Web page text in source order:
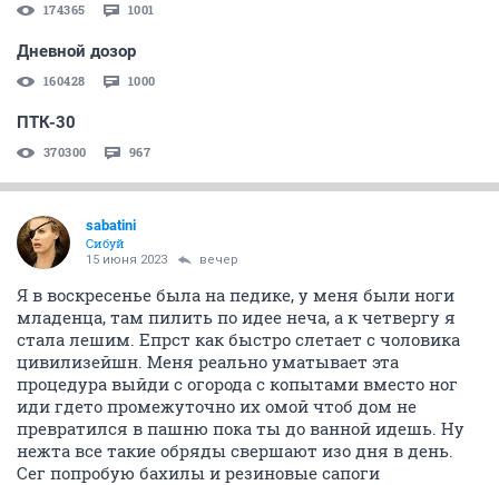
174365 1001
Дневной дозор
160428 1000
ПТК-30
370300 967
sabatini
Сибуй
15 июня 2023 вечер
Я в воскресенье была на педике, у меня были ноги
младенца, там пилить по идее неча, а к четвергу я
стала лешим. Епрст как быстро слетает с чоловика
цивилизейшн. Меня реально уматывает эта
процедура выйди с огорода с копытами вместо ног
иди гдето промежуточно их омой чтоб дом не
превратился в пашню пока ты до ванной идешь. Ну
нежта все такие обряды свершают изо дня в день.
Сег попробую бахилы и резиновые сапоги